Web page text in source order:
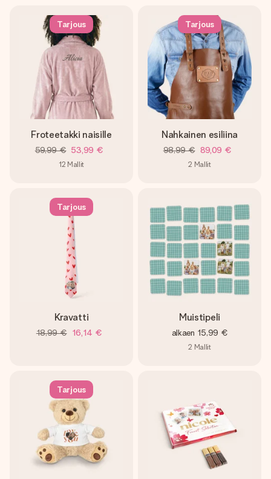
Tarjous
Froteetakki naisille
59,99 € 53,99 €
12 Mallit
Tarjous
Nahkainen esiliina
98,99 € 89,09 €
2 Mallit
Tarjous
Kravatti
18,99 € 16,14 €
Muistipeli
alkaen 15,99 €
2 Mallit
Tarjous